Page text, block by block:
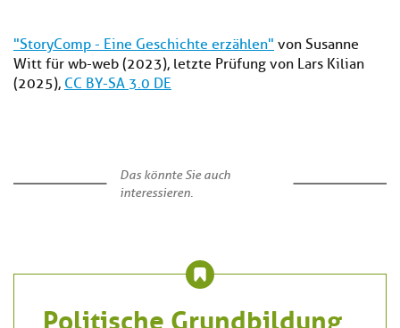
"StoryComp - Eine Geschichte erzählen" von Susanne
Witt für wb-web (2023), letzte Prüfung von Lars Kilian
(2025), CC BY-SA 3.0 DE
Das könnte Sie auch
interessieren.
Politische Grundbildung